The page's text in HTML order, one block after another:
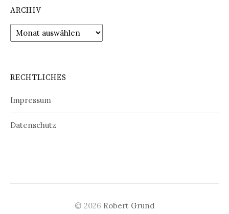
ARCHIV
Archiv
RECHTLICHES
Impressum
Datenschutz
© 2026 Robert Grund